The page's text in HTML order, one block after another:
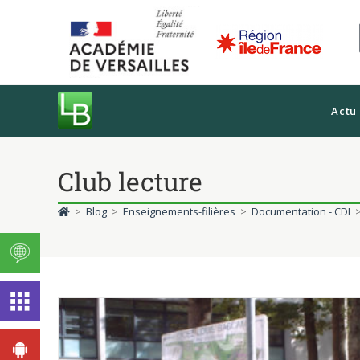
Actu
Club lecture
> Blog > Enseignements-filières > Documentation - CDI